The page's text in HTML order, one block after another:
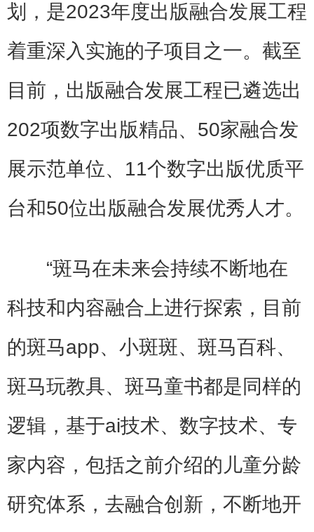
划，是2023年度出版融合发展工程
着重深入实施的子项目之一。截至
目前，出版融合发展工程已遴选出
202项数字出版精品、50家融合发
展示范单位、11个数字出版优质平
台和50位出版融合发展优秀人才。
“斑马在未来会持续不断地在
科技和内容融合上进行探索，目前
的斑马app、小斑斑、斑马百科、
斑马玩教具、斑马童书都是同样的
逻辑，基于ai技术、数字技术、专
家内容，包括之前介绍的儿童分龄
研究体系，去融合创新，不断地开